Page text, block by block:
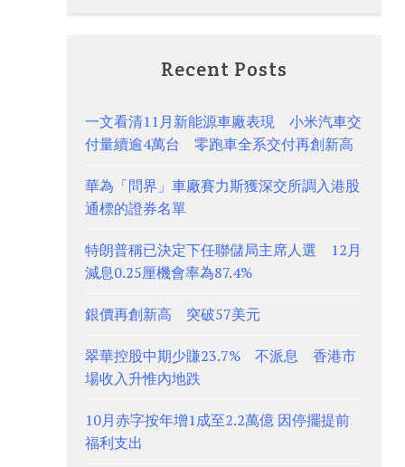
Recent Posts
一文看清11月新能源車廠表現 小米汽車交
付量續逾4萬台 零跑車全系交付再創新高
華為「問界」車廠賽力斯獲深交所調入港股
通標的證券名單
特朗普稱已決定下任聯儲局主席人選 12月
減息0.25厘機會率為87.4%
銀價再創新高 突破57美元
翠華控股中期少賺23.7% 不派息 香港市
場收入升惟內地跌
10月赤字按年增1成至2.2萬億 因停擺提前
福利支出